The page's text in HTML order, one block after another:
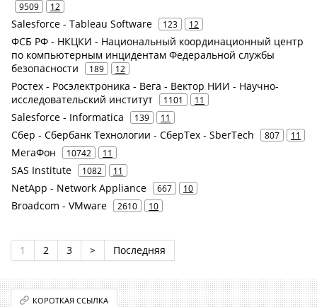
9509 12
Salesforce - Tableau Software 123 12
ФСБ РФ - НКЦКИ - Национальный координационный центр
по компьютерным инцидентам Федеральной службы
безопасности
189 12
Ростех - Росэлектроника - Вега - Вектор НИИ - Научно-
исследовательский институт
1101 11
Salesforce - Informatica 139 11
Сбер - Сбербанк Технологии - СберТех - SberTech 807 11
МегаФон 10742 11
SAS Institute 1082 11
NetApp - Network Appliance 667 10
Broadcom - VMware 2610 10
1 2 3 > Последняя
КОРОТКАЯ ССЫЛКА